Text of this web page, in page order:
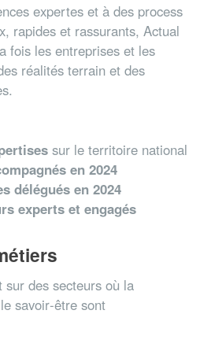
expertes et à des process
rapides et rassurants, Actual
fois les entreprises et les
réalités terrain et des
sur le territoire national
en 2024
délégués en 2024
experts et engagés
des secteurs où la
savoir‑être sont